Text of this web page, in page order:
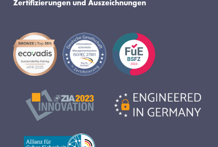
Zertifizierungen und Auszeichnungen